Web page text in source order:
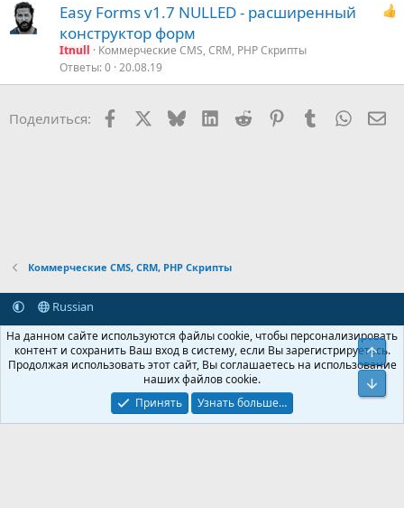
Easy Forms v1.7 NULLED - расширенный
конструктор форм
Itnull
Коммерческие CMS, CRM, PHP Скрипты
Ответы 0 20.08.19
Поделиться: FacebookX (Twitter)
BlueskyLinkedIn
Reddit PinterestTumblr
Коммерческие CMS, CRM, PHP Скрипты
Russian
Обратная связь
Условия и правила
Политика конфиденциальности
Помощь Главная
R
S
S
Community platform by XenForo® © 2010-2026 XenForo Ltd.
Крупнейший форум по обмену приватной информацией
© 2013-2026 ITNULL.me| XenForo® © 2026 XenForo Ltd.
На данном сайте используются файлы cookie, чтобы персонализировать
контент и сохранить Ваш вход в систему, если Вы зарегистрируетесь.
Продолжая использовать этот сайт, Вы соглашаетесь на использование
наших файлов cookie.
Принять
Узнать больше…